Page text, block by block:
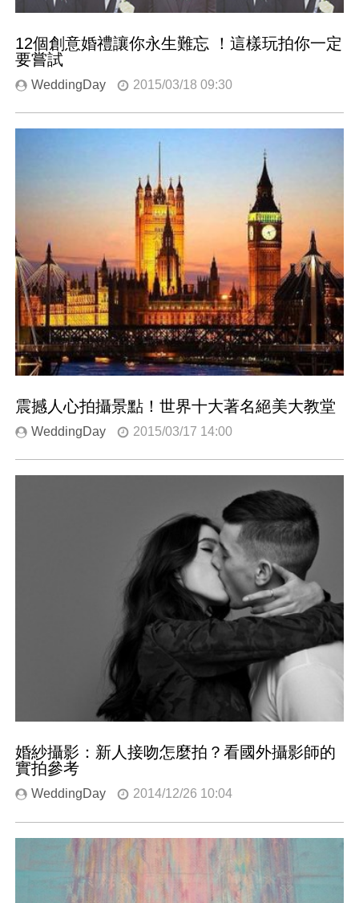
12個創意婚禮讓你永生難忘 ！這樣玩拍你一定
要嘗試
WeddingDay 2015/03/18 09:30
震撼人心拍攝景點！世界十大著名絕美大教堂
WeddingDay 2015/03/17 14:00
婚紗攝影：新人接吻怎麼拍？看國外攝影師的
實拍參考
WeddingDay 2014/12/26 10:04